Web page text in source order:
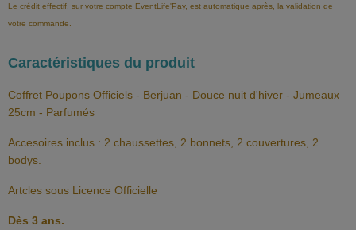
Le crédit effectif, sur votre compte EventLife'Pay, est automatique après, la validation de
votre commande.
Caractéristiques du produit
Coffret Poupons Officiels - Berjuan - Douce nuit d'hiver - Jumeaux
25cm - Parfumés
Accesoires inclus : 2 chaussettes, 2 bonnets, 2 couvertures, 2
bodys.
Artcles sous Licence Officielle
Dès 3 ans.